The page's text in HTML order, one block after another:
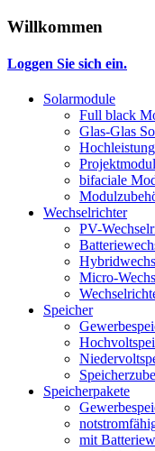
Willkommen
Loggen Sie sich ein.
Solarmodule
Full black
Glas-Glas
bifaciale
Wechselrichter
PV-
Micro-
Speicher
Speicherpakete
mit